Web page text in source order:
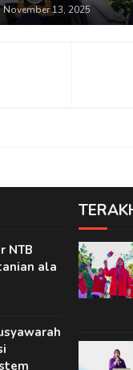
November 13, 2025
NTB
ala